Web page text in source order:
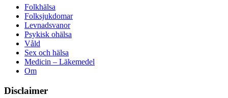
Folkhälsa
Folksjukdomar
Levnadsvanor
Psykisk ohälsa
Våld
Sex och hälsa
Medicin – Läkemedel
Om
Disclaimer